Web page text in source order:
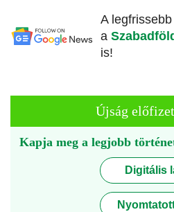
A
a
is!
Újság
Kapja meg a legjobb
Digitális